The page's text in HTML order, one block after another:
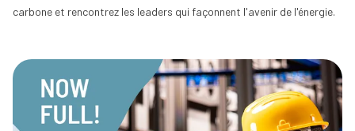
carbone et rencontrez les leaders qui façonnent l'avenir de l'énergie.